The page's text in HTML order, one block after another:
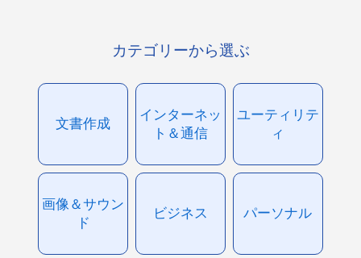
カテゴリーから選ぶ
文書作成
インターネッ
ト＆通信
ユーティリテ
ィ
画像＆サウン
ド
ビジネス パーソナル